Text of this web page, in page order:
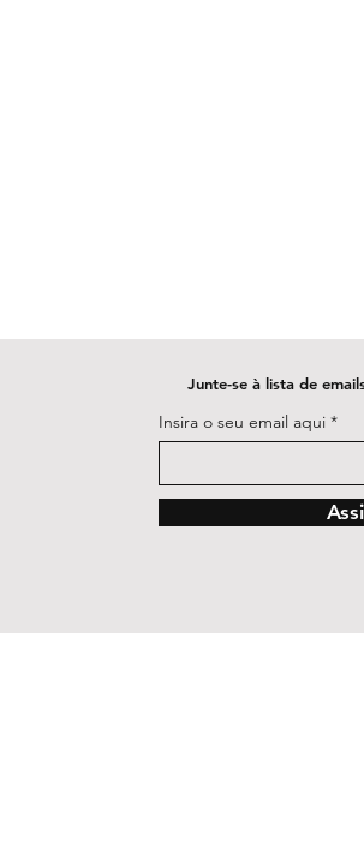
Junte-se à lista de
Insira o seu email aqui